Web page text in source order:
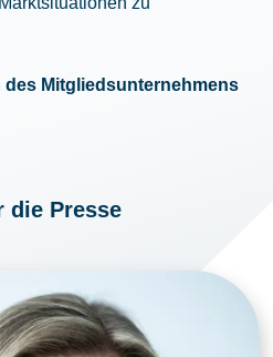
des Mitgliedsunternehmens
die Presse